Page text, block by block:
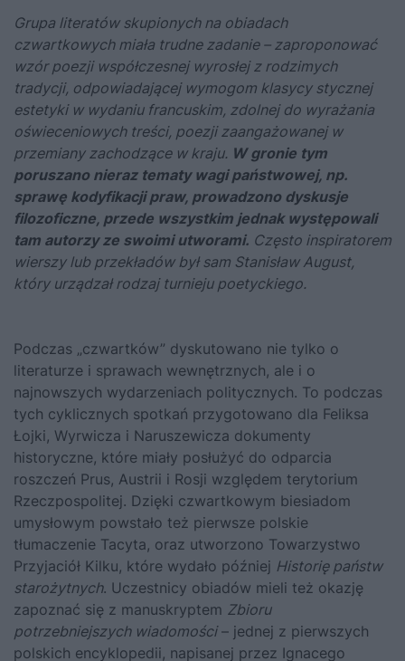
Grupa literatów skupionych na obiadach
czwartkowych miała trudne zadanie – zaproponować
wzór poezji współczesnej wyrosłej z rodzimych
tradycji, odpowiadającej wymogom klasycy stycznej
estetyki w wydaniu francuskim, zdolnej do wyrażania
oświeceniowych treści, poezji zaangażowanej w
przemiany zachodzące w kraju. W gronie tym
poruszano nieraz tematy wagi państwowej, np.
sprawę kodyfikacji praw, prowadzono dyskusje
filozoficzne, przede wszystkim jednak występowali
tam autorzy ze swoimi utworami. Często inspiratorem
wierszy lub przekładów był sam Stanisław August,
który urządzał rodzaj turnieju poetyckiego.
Podczas „czwartków” dyskutowano nie tylko o
literaturze i sprawach wewnętrznych, ale i o
najnowszych wydarzeniach politycznych. To podczas
tych cyklicznych spotkań przygotowano dla Feliksa
Łojki, Wyrwicza i Naruszewicza dokumenty
historyczne, które miały posłużyć do odparcia
roszczeń Prus, Austrii i Rosji względem terytorium
Rzeczpospolitej. Dzięki czwartkowym biesiadom
umysłowym powstało też pierwsze polskie
tłumaczenie Tacyta, oraz utworzono Towarzystwo
Przyjaciół Kilku, które wydało później Historię państw
starożytnych. Uczestnicy obiadów mieli też okazję
zapoznać się z manuskryptem Zbioru
potrzebniejszych wiadomości– jednej z pierwszych
polskich encyklopedii, napisanej przez Ignacego